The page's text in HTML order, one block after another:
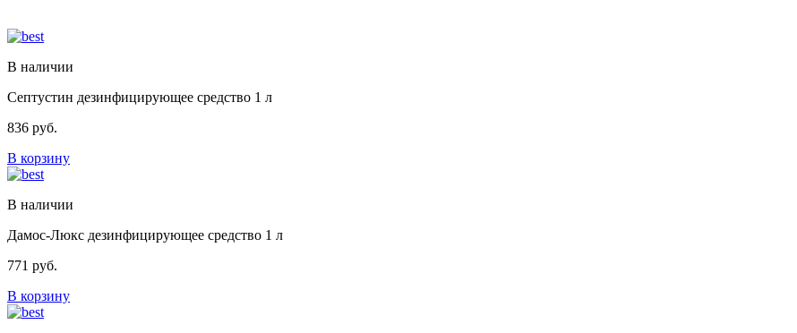
В наличии
Септустин дезинфицирующее средство 1 л
836 руб.
В корзину
В наличии
Дамос-Люкс дезинфицирующее средство 1 л
771 руб.
В корзину